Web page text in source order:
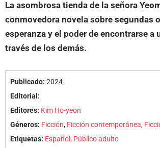
La asombrosa tienda de la señora
conmovedora novela sobre segundas
esperanza y el poder de encontrarse a
través de los demás.
Publicado: 2024
Editorial:
Editores: Kim Ho-yeon
Géneros: Ficción, Ficción contemporánea,
Etiquetas: Español, Público adulto